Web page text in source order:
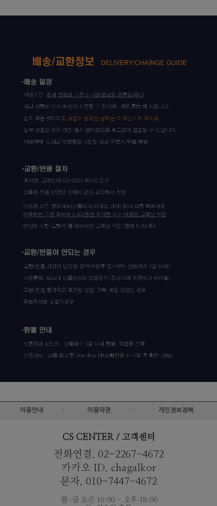
이용안내 이용약관 개인정보정책
CS CENTER / 고객센터
전화연결. 02-2267-4672
카카오 ID. chagalkor
문자. 010-7447-4672
월~금 오즌 10:00 - 오후 18:00